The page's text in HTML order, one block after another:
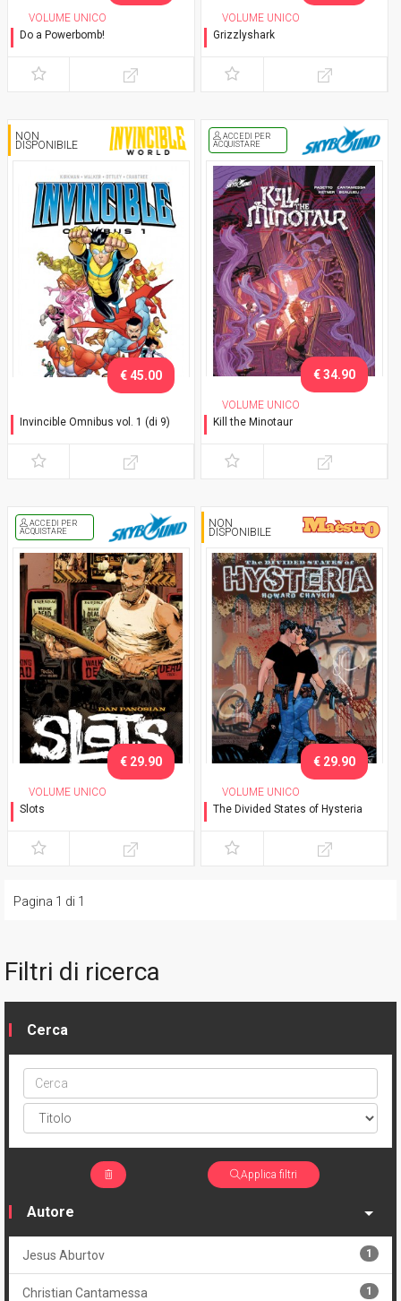
VOLUME UNICO
Do a Powerbomb!
VOLUME UNICO
Grizzlyshark
NON
DISPONIBILE
Invincible Omnibus vol. 1 (di 9)
€ 45.00
ACCEDI PER
ACQUISTARE
VOLUME UNICO
Kill the Minotaur
€ 34.90
ACCEDI PER
ACQUISTARE
VOLUME UNICO
Slots
€ 29.90
NON
DISPONIBILE
VOLUME UNICO
The Divided States of Hysteria
2023
€ 29.90
Pagina 1 di 1
Filtri di ricerca
Cerca
Cerca
ptype
Applica filtri
Autore
Jesus Aburtov 1
Christian Cantamessa 1